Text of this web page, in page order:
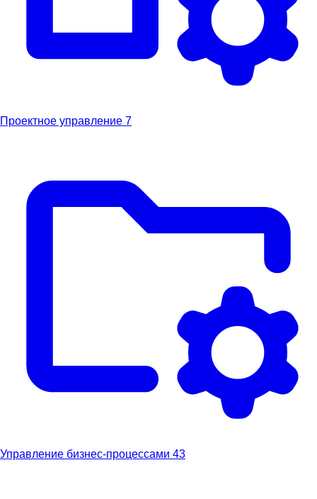
Проектное управление 7
Управление бизнес-процессами 43